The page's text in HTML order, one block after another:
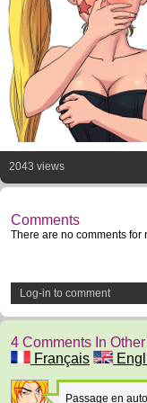
2043 views
Comments
There are no comments for
Log-in to comment
4 Comments In
Français
Passage en